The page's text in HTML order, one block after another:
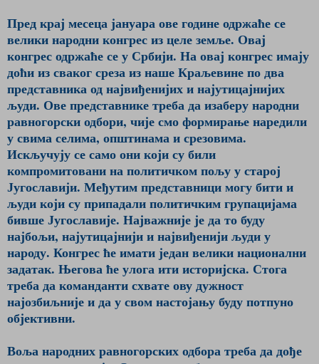
Пред крај месеца јануара ове године одржаће се
велики народни конгрес из целе земље. Овај
конгрес одржаће се у Србији. На овај конгрес имају
доћи из сваког среза из наше Краљевине по два
представника од највиђенијих и најутицајнијих
људи. Ове представнике треба да изаберу народни
равногорски одбори, чије смо формирање наредили
у свима селима, општинама и срезовима.
Искључују се само они који су били
компромитовани на политичком пољу у старој
Југославији. Међутим представници могу бити и
људи који су припадали политичким групацијама
бивше Југославије. Најважније је да то буду
најбољи, најутицајнији и највиђенији људи у
народу. Конгрес ће имати један велики национални
задатак. Његова ће улога ити историјска. Стога
треба да команданти схвате ову дужност
најозбиљније и да у свом настојању буду потпуно
објективни.
Воља народних равногорских одбора треба да дође